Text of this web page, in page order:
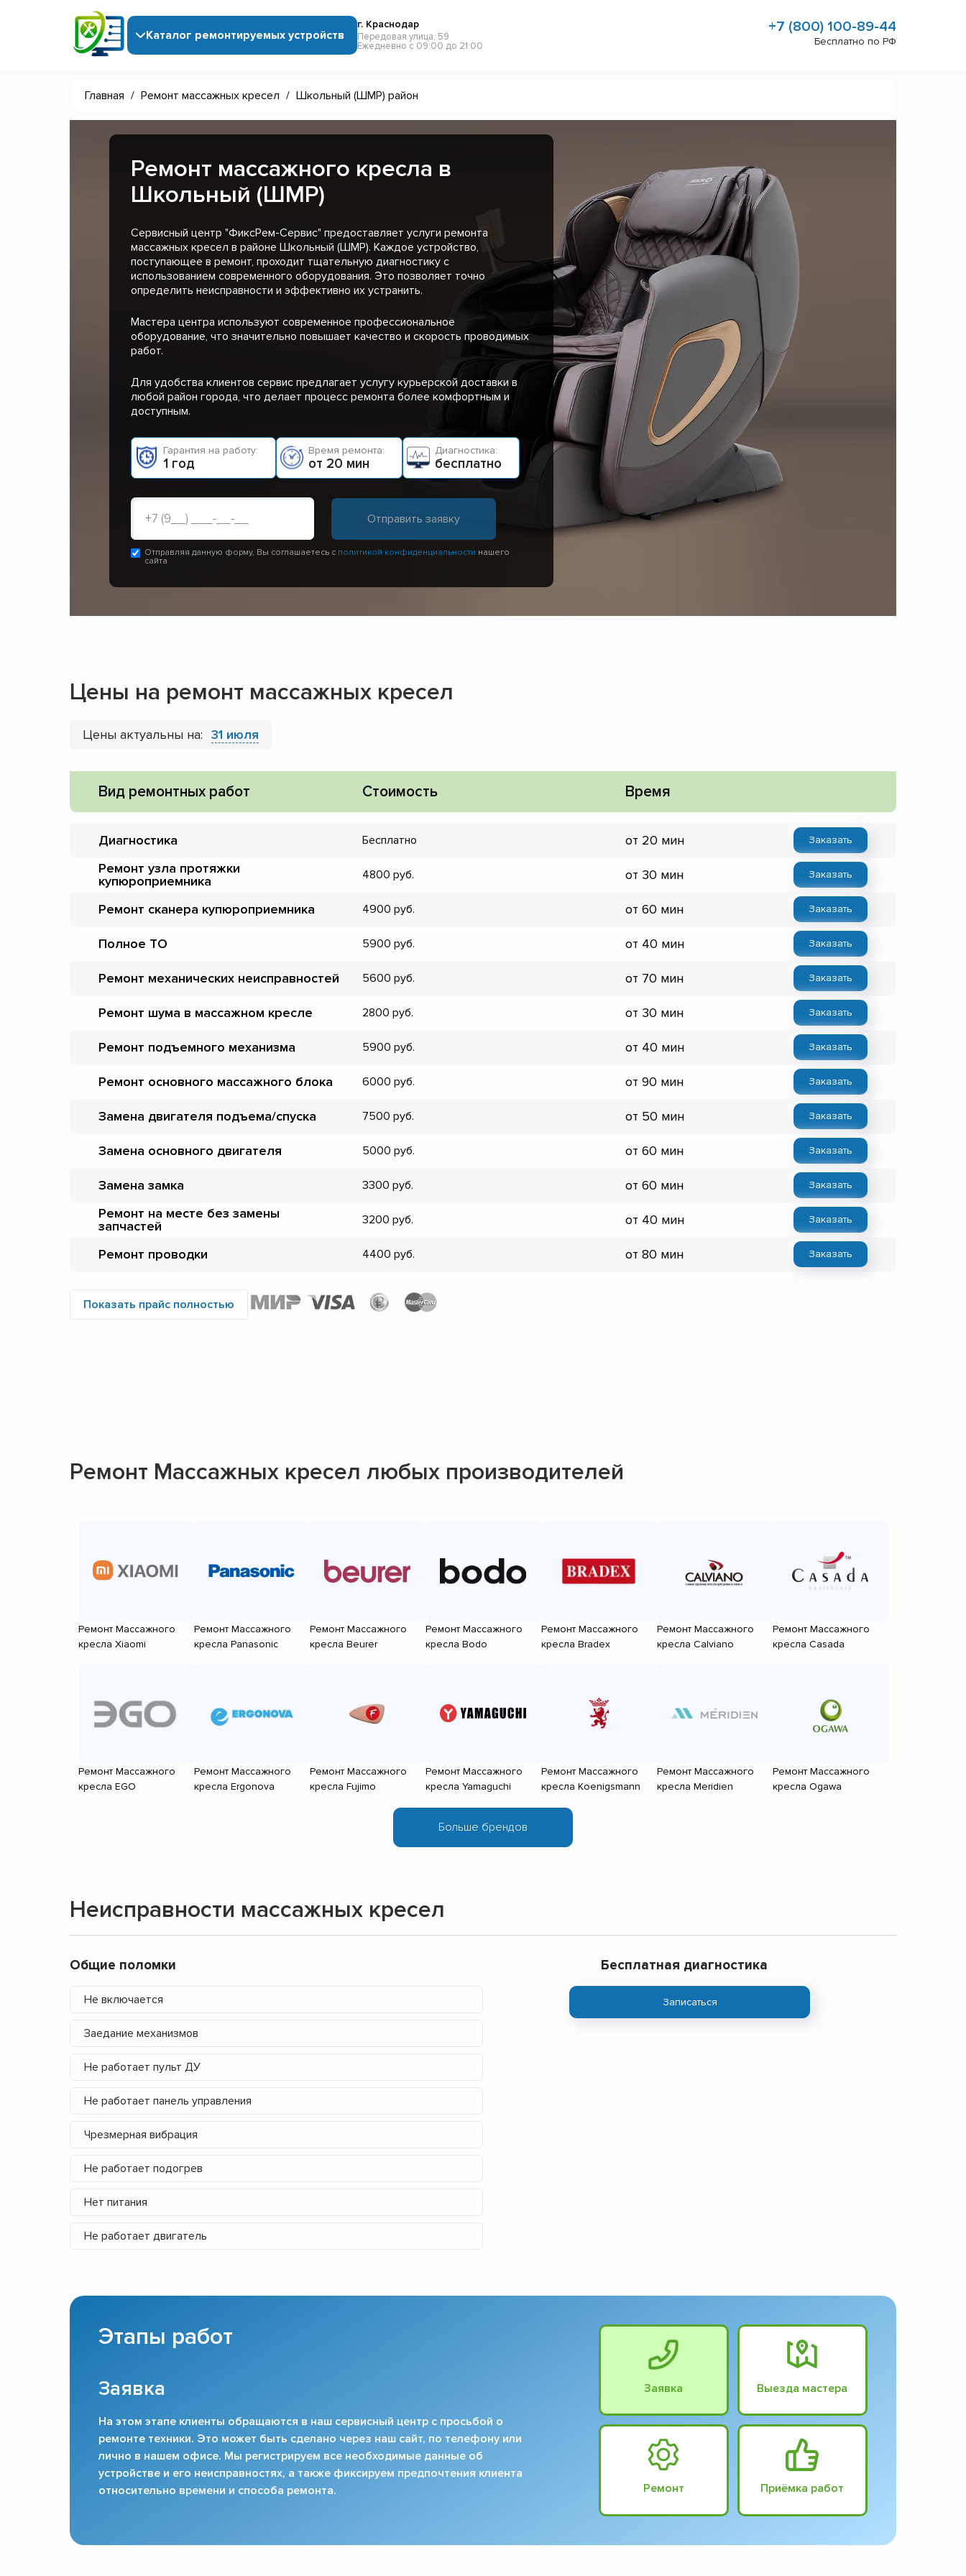
Каталог ремонтируемых устройств
г. Краснодар
Передовая улица, 59
Ежедневно с 09:00 до 21:00
+7 (800) 100-89-44
Бесплатно по РФ
Главная / Ремонт массажных кресел / Школьный (ШМР) район
Ремонт массажного кресла в
Школьный (ШМР)
Сервисный центр "ФиксРем-Сервис" предоставляет услуги ремонта
массажных кресел в районе Школьный (ШМР). Каждое устройство,
поступающее в ремонт, проходит тщательную диагностику с
использованием современного оборудования. Это позволяет точно
определить неисправности и эффективно их устранить.
Мастера центра используют современное профессиональное
оборудование, что значительно повышает качество и скорость проводимых
работ.
Для удобства клиентов сервис предлагает услугу курьерской доставки в
любой район города, что делает процесс ремонта более комфортным и
доступным.
Гарантия на работу:
1 год
Время ремонта:
от 20 мин
Диагностика:
бесплатно
Отправляя данную форму, Вы соглашаетесь с политикой конфиденциальности нашего
сайта
Цены на ремонт массажных кресел
Цены актуальны на: 31 июля
Вид ремонтных работ Стоимость Время
Диагностика Бесплатно от 20 мин Заказать
Ремонт узла протяжки
купюроприемника
4800 от 30 мин Заказать
Ремонт сканера купюроприемника 4900 от 60 мин Заказать
Полное ТО 5900 от 40 мин Заказать
Ремонт механических неисправностей 5600 от 70 мин Заказать
Ремонт шума в массажном кресле 2800 от 30 мин Заказать
Ремонт подъемного механизма 5900 от 40 мин Заказать
Ремонт основного массажного блока 6000 от 90 мин Заказать
Замена двигателя подъема/спуска 7500 от 50 мин Заказать
Замена основного двигателя 5000 от 60 мин Заказать
Замена замка 3300 от 60 мин Заказать
Ремонт на месте без замены
запчастей
3200 от 40 мин Заказать
Ремонт проводки 4400 от 80 мин Заказать
Показать прайс полностью
Ремонт Массажных кресел любых производителей
Ремонт Массажного
кресла Xiaomi
Ремонт Массажного
кресла Panasonic
Ремонт Массажного
кресла Beurer
Ремонт Массажного
кресла Bodo
Ремонт Массажного
кресла Bradex
Ремонт Массажного
кресла Calviano
Ремонт Массажного
кресла Casada
Ремонт Массажного
кресла EGO
Ремонт Массажного
кресла Ergonova
Ремонт Массажного
кресла Fujimo
Ремонт Массажного
кресла Yamaguchi
Ремонт Массажного
кресла Koenigsmann
Ремонт Массажного
кресла Meridien
Ремонт Массажного
кресла Ogawa
Неисправности массажных кресел
Общие поломки
Не включается
Заедание механизмов
Не работает пульт ДУ
Не работает панель управления
Чрезмерная вибрация
Не работает подогрев
Нет питания
Не работает двигатель
Бесплатная диагностика
Записаться
Этапы работ
Заявка
На этом этапе клиенты обращаются в наш сервисный центр с просьбой о
ремонте техники. Это может быть сделано через наш сайт, по телефону или
лично в нашем офисе. Мы регистрируем все необходимые данные об
устройстве и его неисправностях, а также фиксируем предпочтения клиента
относительно времени и способа ремонта.
Заявка Выезда мастера
Ремонт Приёмка работ